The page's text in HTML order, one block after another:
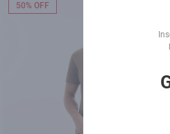
50% OFF